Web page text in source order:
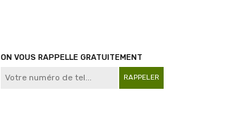
ON VOUS RAPPELLE GRATUITEMENT